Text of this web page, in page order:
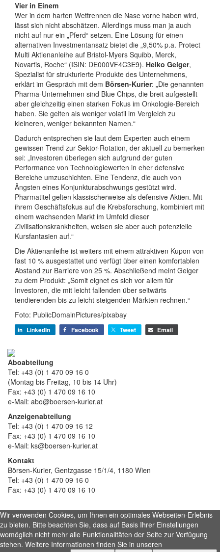
Vier in Einem
Wer in dem harten Wettrennen die Nase vorne haben wird,
lässt sich nicht abschätzen. Allerdings muss man ja auch
nicht auf nur ein „Pferd“ setzen. Eine Lösung für einen
alternativen Investmentansatz bietet die „9,50% p.a. Protect
Multi Aktienanleihe auf Bristol-Myers Squibb, Merck,
Novartis, Roche“ (ISIN: DE000VF4C3E9). Heiko Geiger,
Spezialist für strukturierte Produkte des Unternehmens,
erklärt im Gespräch mit dem Börsen-Kurier: „Die genannten
Pharma-Unternehmen sind Blue Chips, die breit aufgestellt
aber gleichzeitig einen starken Fokus im Onkologie-Bereich
haben. Sie gelten als weniger volatil im Vergleich zu
kleineren, weniger bekannten Namen.“
Dadurch entsprechen sie laut dem Experten auch einem
gewissen Trend zur Sektor-Rotation, der aktuell zu bemerken
sei: „Investoren überlegen sich aufgrund der guten
Performance von Technologiewerten in eher defensive
Bereiche umzuschichten. Eine Tendenz, die auch von
Ängsten eines Konjunkturabschwungs gestützt wird.
Pharmatitel gelten klassischerweise als defensive Aktien. Mit
ihrem Geschäftsfokus auf die Krebsforschung, kombiniert mit
einem wachsenden Markt im Umfeld dieser
Zivilisationskrankheiten, weisen sie aber auch potenzielle
Kursfantasien auf.“
Die Aktienanleihe ist weiters mit einem attraktiven Kupon von
fast 10 % ausgestattet und verfügt über einen komfortablen
Abstand zur Barriere von 25 %. Abschließend meint Geiger
zu dem Produkt: „Somit eignet es sich vor allem für
Investoren, die mit leicht fallenden über seitwärts
tendierenden bis zu leicht steigenden Märkten rechnen.“
Foto: PublicDomainPictures/pixabay
LinkedIn Facebook Tweet Email
Aboabteilung
Tel: +43 (0) 1 470 09 16 0
(Montag bis Freitag, 10 bis 14 Uhr)
Fax: +43 (0) 1 470 09 16 10
e-Mail: abo@boersen-kurier.at
Anzeigenabteilung
Tel: +43 (0) 1 470 09 16 12
Fax: +43 (0) 1 470 09 16 10
e-Mail: ks@boersen-kurier.at
Kontakt
Börsen-Kurier, Gentzgasse 15/1/4, 1180 Wien
Tel: +43 (0) 1 470 09 16 0
Fax: +43 (0) 1 470 09 16 10
Wir verwenden Cookies, um Ihnen ein optimales Webseiten-Erlebnis
zu bieten. Bitte beachten Sie, dass auf Basis Ihrer Einstellungen
womöglich nicht mehr alle Funktionalitäten der Seite zur Verfügung
stehen. Weitere Informationen finden Sie in unseren